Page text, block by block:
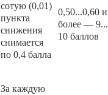
сотую (0,01)
пункта
снижения
снимается
по 0,4 балла
0,50...0,60 и
более — 9...
10 баллов
За каждую